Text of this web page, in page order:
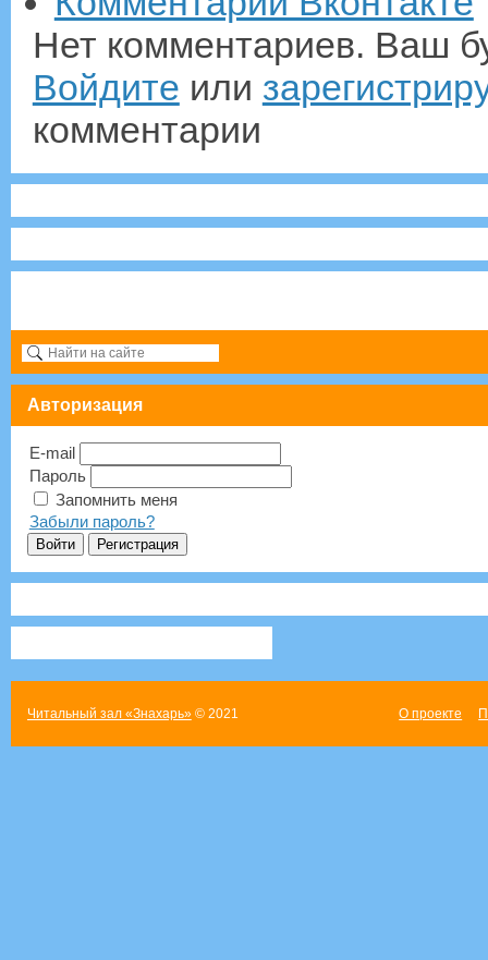
Нет комментариев. Ваш
Войдите или
комментарии
Авторизация
E-mail
Пароль
Запомнить меня
Забыли пароль?
Читальный зал «Знахарь»© 2021 О проекте